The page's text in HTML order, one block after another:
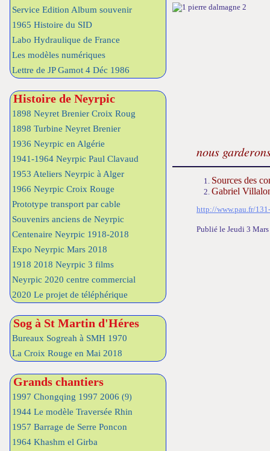
Service Edition Album souvenir
1965 Histoire du SID
Labo Hydraulique de France
Les modèles numériques
Lettre de JP Gamot 4 Déc 1986
Histoire de Neyrpic
1898 Neyret Brenier Croix Roug
1898 Turbine Neyret Brenier
1936 Neyrpic en Algérie
1941-1964 Neyrpic Paul Clavaud
1953 Ateliers Neyrpic à Alger
1966 Neyrpic Croix Rouge
Prototype transport par cable
Souvenirs anciens de Neyrpic
Centenaire Neyrpic 1918-2018
Expo Neyrpic Mars 2018
1918 2018 Neyrpic 3 films
Neyrpic 2020 centre commercial
2020 Le projet de téléphérique
Sog à St Martin d'Héres
Bureaux Sogreah à SMH 1970
La Croix Rouge en Mai 2018
Grands chantiers
1997 Chongqing 1997 2006 (9)
1944 Le modèle Traversée Rhin
1957 Barrage de Serre Poncon
1964 Khashm el Girba
nous
Sources des
Gabriel
http://www.pau.fr/
Publié le Jeudi 3